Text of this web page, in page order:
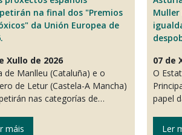
na final dos "Premios
da Unión Europea de
Xullo de 2026
de Manlleu (Cataluña) e o
de Letur (Castela-A Mancha)
nas categorías de…
máis
07 de
O
papel
Ler